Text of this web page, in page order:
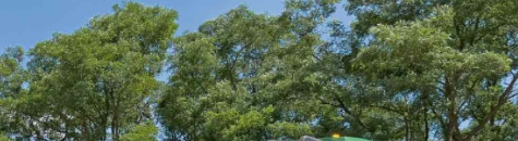
23/07/2026 27/07/2026